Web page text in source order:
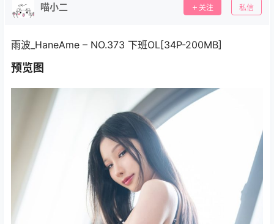
喵小二 关注 私信
雨波_HaneAme – NO.373 下班OL[34P-200MB]
预览图